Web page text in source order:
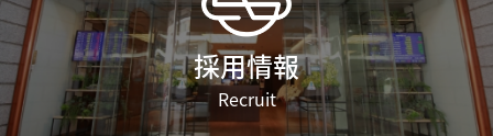
採用情報
Recruit